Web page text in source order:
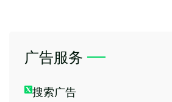
广告服务
搜索广告